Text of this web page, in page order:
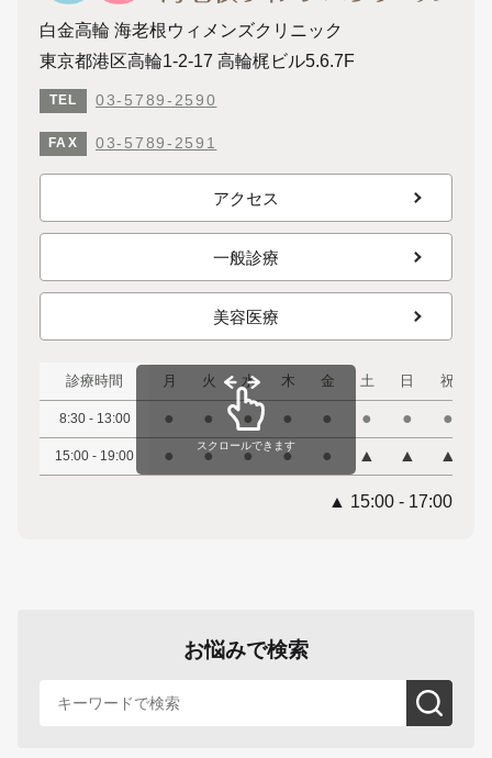
白金高輪 海老根ウィメンズクリニック
東京都港区高輪1-2-17 高輪梶ビル5.6.7F
TEL 03-5789-2590
FAX 03-5789-2591
アクセス
一般診療
美容医療
診療時間 月 火 水 木 金 土 日 祝
8:30 - 13:00 ● ● ● ● ● ● ● ●
15:00 - 19:00 ● ● ● ● ● ▲ ▲ ▲
スクロールできます
▲ 15:00 - 17:00
お悩みで検索